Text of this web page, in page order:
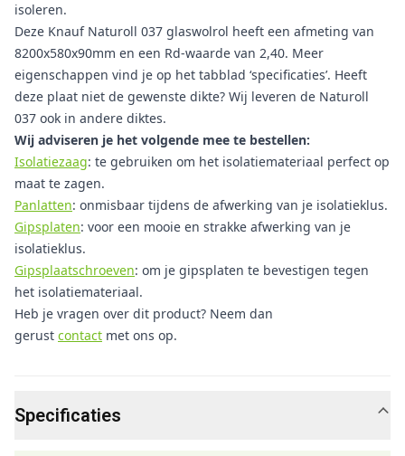
isoleren.
Deze Knauf Naturoll 037 glaswolrol heeft een afmeting van
8200x580x90mm en een Rd-waarde van 2,40. Meer
eigenschappen vind je op het tabblad ‘specificaties’. Heeft
deze plaat niet de gewenste dikte? Wij leveren de Naturoll
037 ook in andere diktes.
Wij adviseren je het volgende mee te bestellen:
Isolatiezaag: te gebruiken om het isolatiemateriaal perfect op
maat te zagen.
Panlatten: onmisbaar tijdens de afwerking van je isolatieklus.
Gipsplaten: voor een mooie en strakke afwerking van je
isolatieklus.
Gipsplaatschroeven: om je gipsplaten te bevestigen tegen
het isolatiemateriaal.
Heb je vragen over dit product? Neem dan
gerust contact met ons op.
Specificaties